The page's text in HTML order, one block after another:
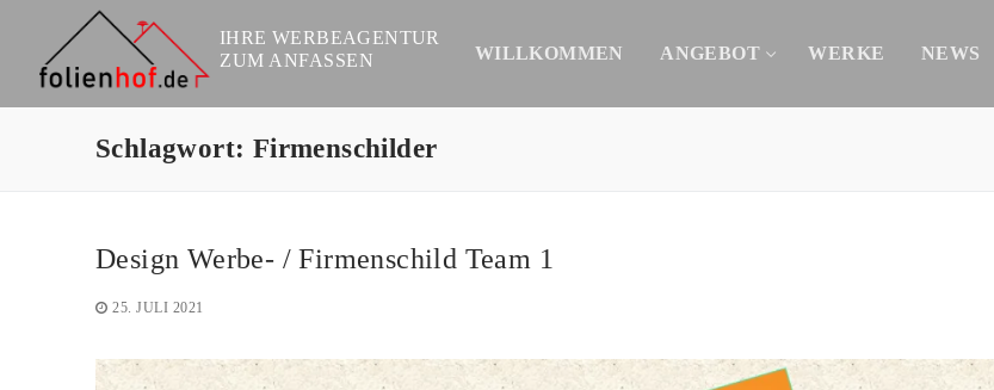
springen
IHRE WERBEAGENTUR
ZUM ANFASSEN
WILLKOMMEN ANGEBOT WERKE NEWS
Schlagwort: Firmenschilder
Design Werbe- / Firmenschild Team 1
25. JULI 2021